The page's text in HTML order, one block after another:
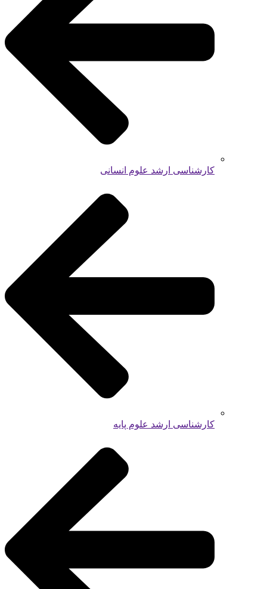
کارشناسی ارشد علوم انسانی
کارشناسی ارشد علوم پایه